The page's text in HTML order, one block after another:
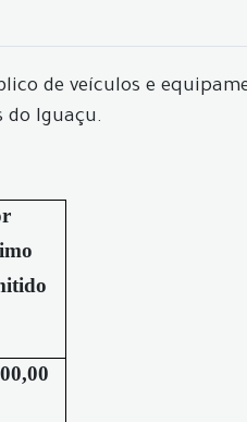
de veículos e
do Iguaçu.